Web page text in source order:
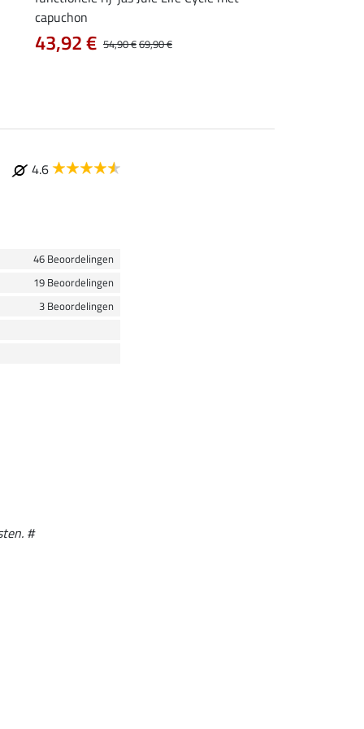
capuchon
54,90 €69,90 €
43,92 €
4.6
46 Beoordelingen
19 Beoordelingen
3 Beoordelingen
#